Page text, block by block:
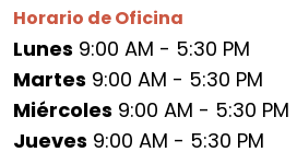
Horario de Oficina
Lunes 9:00 AM - 5:30 PM
Martes 9:00 AM - 5:30 PM
Miércoles 9:00 AM - 5:30 PM
Jueves 9:00 AM - 5:30 PM